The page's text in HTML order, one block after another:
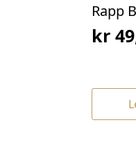
Rapp
var:
kr
kr
er:
kr